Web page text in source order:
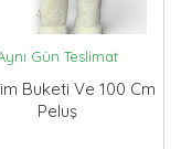
Gün Teslimat
Buketi Ve 100 Cm
Peluş